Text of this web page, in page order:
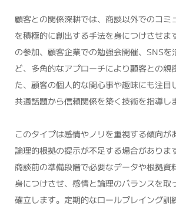
顧客との関係深耕では、商談以外でのコミ
を積極的に創出する手法を身につけさせま
の参加、顧客企業での勉強会開催、SNSを
ど、多角的なアプローチにより顧客との親
た、顧客の個人的な関心事や趣味にも注目
共通話題から信頼関係を築く技術を指導し
このタイプは感情やノリを重視する傾向が
論理的根拠の提示が不足する場合がありま
商談前の準備段階で必要なデータや根拠資
身につけさせ、感情と論理のバランスを取
確立します。定期的なロールプレイング訓